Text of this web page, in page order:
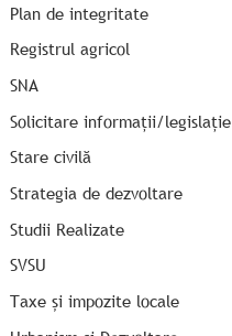
Plan de integritate
Registrul agricol
SNA
Solicitare informații/legislație
Stare civilă
Strategia de dezvoltare
Studii Realizate
SVSU
Taxe și impozite locale